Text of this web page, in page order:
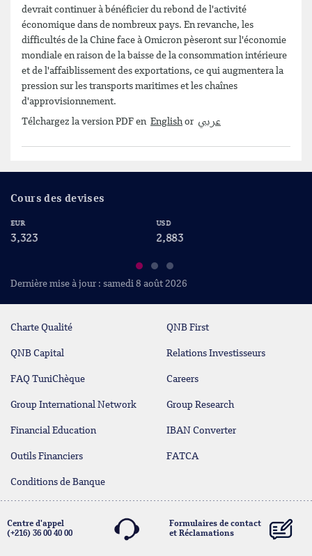
devrait continuer à bénéficier du rebond de l'activité
économique dans de nombreux pays. En revanche, les
difficultés de la Chine face à Omicron pèseront sur l'économie
mondiale en raison de la baisse de la consommation intérieure
et de l'affaiblissement des exportations, ce qui augmentera la
pression sur les transports maritimes et les chaînes
d'approvisionnement.
Télchargez la version PDF en Englishor عربي
Cours des devises
EUR
3,323
USD
2,883
Dernière mise à jour : samedi 8 août 2026
Charte Qualité QNB First
QNB Capital Relations Investisseurs
FAQ TuniChèque Careers
Group International Network Group Research
Financial Education IBAN Converter
Outils Financiers FATCA
Conditions de Banque
Centre d'appel
(+216) 36 00 40 00
Formulaires de contact
et Réclamations